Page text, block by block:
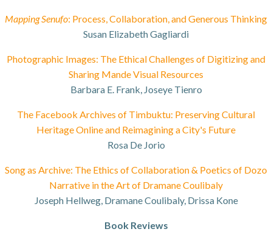
Mapping Senufo: Process, Collaboration, and Generous Thinking
Susan Elizabeth Gagliardi
Photographic Images: The Ethical Challenges of Digitizing and
Sharing Mande Visual Resources
Barbara E. Frank, Joseye Tienro
The Facebook Archives of Timbuktu: Preserving Cultural
Heritage Online and Reimagining a City's Future
Rosa De Jorio
Song as Archive: The Ethics of Collaboration & Poetics of Dozo
Narrative in the Art of Dramane Coulibaly
Joseph Hellweg, Dramane Coulibaly, Drissa Kone
Book Reviews